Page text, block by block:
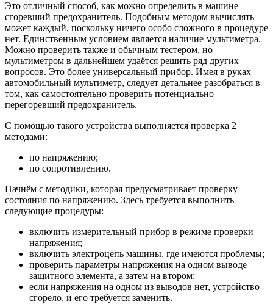
Это отличный способ, как можно определить в машине
сгоревший предохранитель. Подобным методом вычислять
может каждый, поскольку ничего особо сложного в процедуре
нет. Единственным условием является наличие мультиметра.
Можно проверить также и обычным тестером, но
мультиметром в дальнейшем удаётся решить ряд других
вопросов. Это более универсальный прибор. Имея в руках
автомобильный мультиметр, следует детальнее разобраться в
том, как самостоятельно проверить потенциально
перегоревший предохранитель.
С помощью такого устройства выполняется проверка 2
методами:
по напряжению;
по сопротивлению.
Начнём с методики, которая предусматривает проверку
состояния по напряжению. Здесь требуется выполнить
следующие процедуры:
включить измерительный прибор в режиме проверки
напряжения;
включить электроцепь машины, где имеются проблемы;
проверить параметры напряжения на одном выводе
защитного элемента, а затем на втором;
если напряжения на одном из выводов нет, устройство
сгорело, и его требуется заменить.